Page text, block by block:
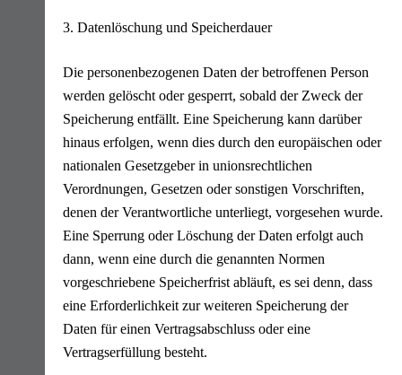
3. Datenlöschung und Speicherdauer
Die personenbezogenen Daten der betroffenen Person
werden gelöscht oder gesperrt, sobald der Zweck der
Speicherung entfällt. Eine Speicherung kann darüber
hinaus erfolgen, wenn dies durch den europäischen oder
nationalen Gesetzgeber in unionsrechtlichen
Verordnungen, Gesetzen oder sonstigen Vorschriften,
denen der Verantwortliche unterliegt, vorgesehen wurde.
Eine Sperrung oder Löschung der Daten erfolgt auch
dann, wenn eine durch die genannten Normen
vorgeschriebene Speicherfrist abläuft, es sei denn, dass
eine Erforderlichkeit zur weiteren Speicherung der
Daten für einen Vertragsabschluss oder eine
Vertragserfüllung besteht.